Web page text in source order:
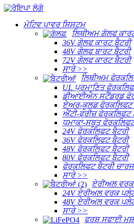
ਮੋਟਿਵ ਪਾਵਰ ਸਿਸਟਮ
ਲਿਥੀਅਮ ਗੋਲਫ
36V ਗੋਲਫ ਕਾਰਟ ਬੈਟਰੀ
48V ਗੋਲਫ ਬਾਰਟ ਬੈਟਰੀ
72V ਗੋਲਫ ਕਾਰਟ ਬੈਟਰੀ
ਸਾਰੇ >>
ਲਿਥੀਅਮ
UL ਪ੍ਰਮਾਣਿਤ
ਡੀਆਈਐਨ ਸਟੈਂਡਰਡ
ਏਅਰ-ਕੂਲਡ ਫੋਰਕਲਿਫਟ
ਐਂਟੀ-ਫ੍ਰੀਜ਼ ਫੋਰਕਲਿਫਟ
ਧਮਾਕਾ-ਸਬੂਤ
24V ਫੋਰਕਲਿਫਟ ਬੈਟਰੀ
36V ਫੋਰਕਲਿਫਟ ਬੈਟਰੀ
48V ਫੋਰਕਲਿਫਟ ਬੈਟਰੀ
80V ਫੋਰਕਲਿਫਟ ਬੈਟਰੀ
ਫੋਰਕਲਿਫਟ ਬੈਟਰੀ
ਸਾਰੇ >>
ਏਰੀਅਲ ਵਰਕ
24V ਏਰੀਅਲ ਵਰਕ
48V ਏਰੀਅਲ ਵਰਕ
ਸਾਰੇ >>
ਫਰਸ਼ ਸਫਾਈ